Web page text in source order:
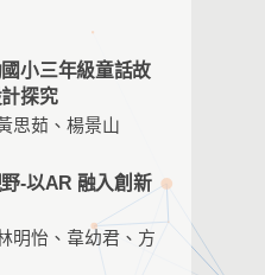
小三年級童話故
探究
思茹、楊景山
野-以AR 融入創新
明怡、韋幼君、方